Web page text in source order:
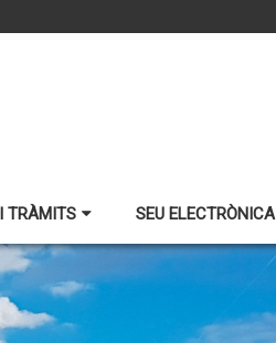
TRÀMITS SEU ELECTRÒNICA